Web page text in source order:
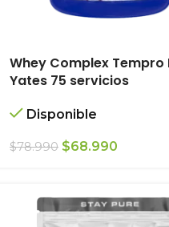
Whey Complex Tempro
Yates 75 servicios
Disponible
$78.990 El
era:
$78.990.
$68.990
es: